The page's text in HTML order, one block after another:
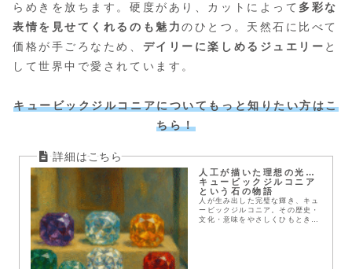
らめきを放ちます。硬度があり、カットによって 多彩な
表情を見せてくれるのも魅力のひとつ。天然石に比べて
価格が手ごろなため、 デイリーに楽しめるジュエリー と
して世界中で愛されています。
キュービックジルコニアについてもっと知りたい方はこ
ちら！
人工が描いた理想の光…
キュービックジルコニア
という石の物語
人が生み出した完璧な輝き、キュ
ービックジルコニア。その歴史・
文化・意味をやさしくひもとき、